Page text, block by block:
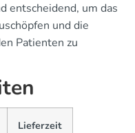
entscheidend, um das
und die
Patienten zu
Lieferzeit